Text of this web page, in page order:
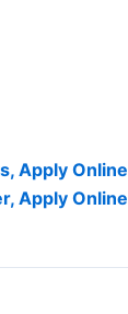
Apply Online
Apply Online